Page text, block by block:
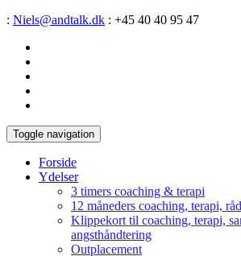
: Niels@andtalk.dk : +45 40 40 95 47
Toggle navigation
Forside
Ydelser
3 timers coaching & terapi
12 måneders coaching, terapi,
Klippekort til coaching, terapi,
angsthåndtering
Outplacement